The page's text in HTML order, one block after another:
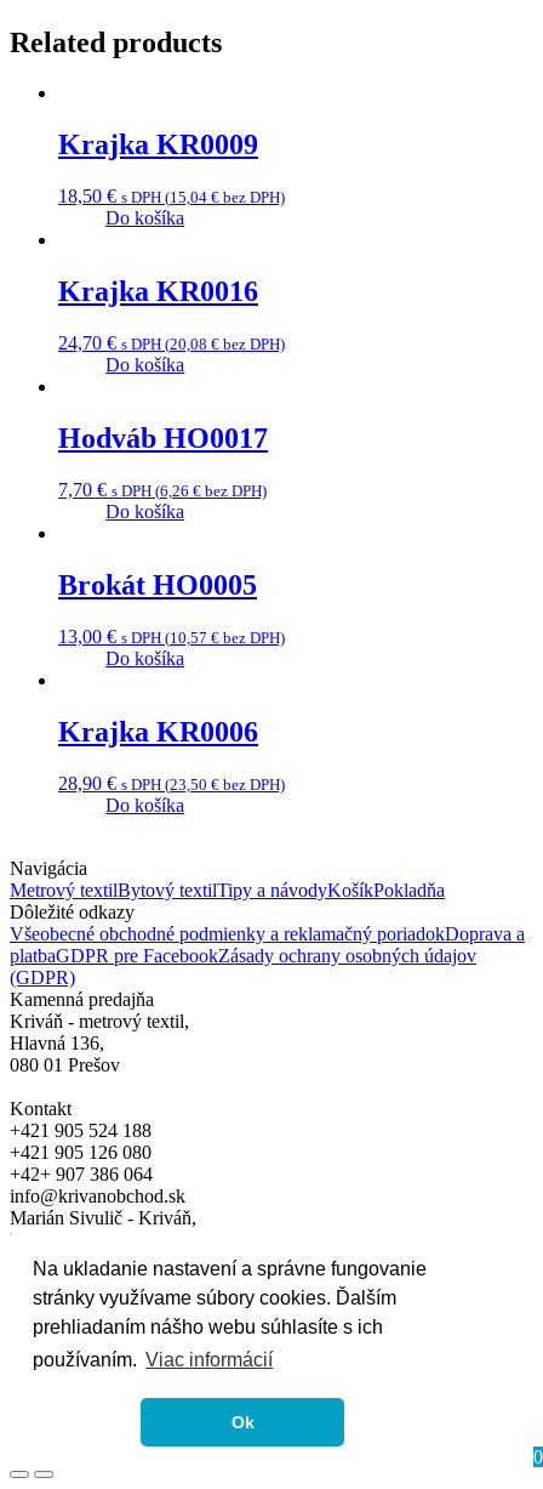
Na ukladanie nastavení a správne fungovanie
stránky využívame súbory cookies. Ďalším
prehliadaním nášho webu súhlasíte s ich
používaním. Viac informácií
Ok
Related products
Krajka KR0009
18,50 € s DPH (15,04 € bez DPH)
Do košíka
Krajka KR0016
24,70 € s DPH (20,08 € bez DPH)
Do košíka
Hodváb HO0017
7,70 € s DPH (6,26 € bez DPH)
Do košíka
Brokát HO0005
13,00 € s DPH (10,57 € bez DPH)
Do košíka
Krajka KR0006
28,90 € s DPH (23,50 € bez DPH)
Do košíka
Navigácia
Metrový textilBytový textilTipy a návodyKošíkPokladňa
Dôležité odkazy
Všeobecné obchodné podmienky a reklamačný poriadokDoprava a
platbaGDPR pre FacebookZásady ochrany osobných údajov
(GDPR)
Kamenná predajňa
Kriváň - metrový textil,
Hlavná 136,
080 01 Prešov
Kontakt
+421 905 524 188
+421 905 126 080
+42+ 907 386 064
info@krivanobchod.sk
Marián Sivulič - Kriváň,
Hlavná 136, 080 01 Prešov
DIČ: 1020739258
IČ DPH: SK1020739258
© 2024
0